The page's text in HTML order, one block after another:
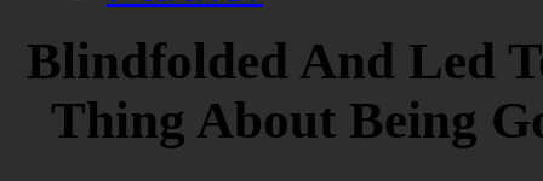
Blindfolded And Led
Thing About Being